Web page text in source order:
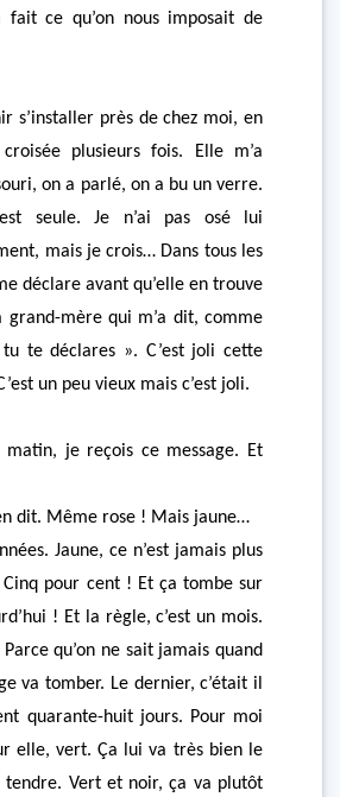
fait ce qu’on nous imposait de
s’installer près de chez moi, en
plusieurs fois. Elle m’a
on a parlé, on a bu un verre.
seule. Je n’ai pas osé lui
mais je crois… Dans tous les
déclare avant qu’elle en trouve
grand-mère qui m’a dit, comme
te déclares ». C’est joli cette
un peu vieux mais c’est joli.
je reçois ce message. Et
dit. Même rose ! Mais jaune…
Jaune, ce n’est jamais plus
pour cent ! Et ça tombe sur
! Et la règle, c’est un mois.
qu’on ne sait jamais quand
va tomber. Le dernier, c’était il
quarante-huit jours. Pour moi
elle, vert. Ça lui va très bien le
tendre. Vert et noir, ça va plutôt